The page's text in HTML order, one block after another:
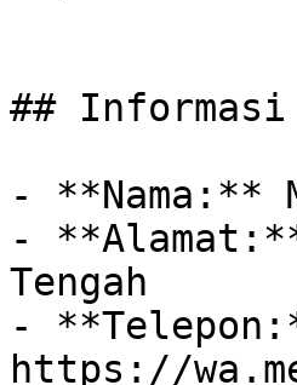
## Informasi
- **Nama:**
-
Tengah
-
https://